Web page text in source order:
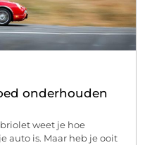
onderhouden
weet je hoe
auto is. Maar heb je ooit